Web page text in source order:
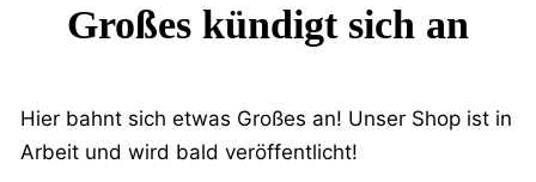
Großes kündigt sich an
Hier bahnt sich etwas Großes an! Unser Shop ist in
Arbeit und wird bald veröffentlicht!